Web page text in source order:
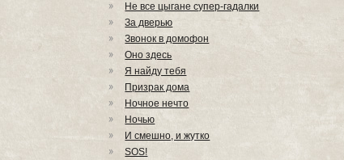
Не все цыгане супер-гадалки
За дверью
Звонок в домофон
Оно здесь
Я найду тебя
Призрак дома
Ночное нечто
Ночью
И смешно, и жутко
SOS!